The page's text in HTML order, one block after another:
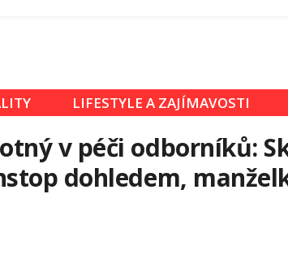
LIFESTYLE A ZAJÍMAVOSTI
v péči odborníků:
dohledem,